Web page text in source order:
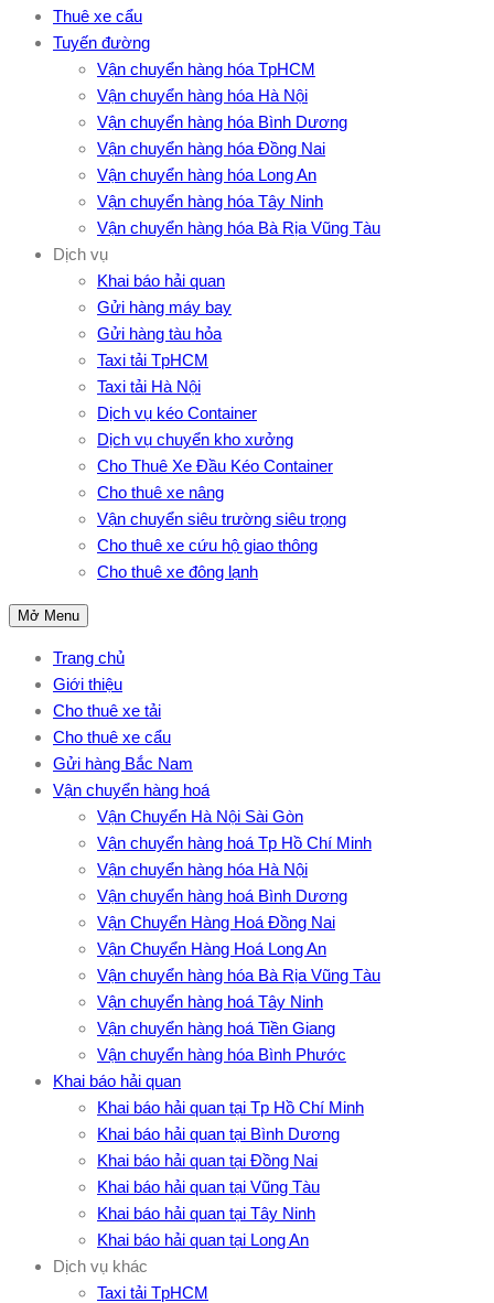
Thuê xe cẩu
Tuyến đường
Vận chuyển hàng hóa TpHCM
Vận chuyển hàng hóa Hà Nội
Vận chuyển hàng hóa Bình Dương
Vận chuyển hàng hóa Đồng Nai
Vận chuyển hàng hóa Long An
Vận chuyển hàng hóa Tây Ninh
Vận chuyển hàng hóa Bà Rịa Vũng Tàu
Dịch vụ
Khai báo hải quan
Gửi hàng máy bay
Gửi hàng tàu hỏa
Taxi tải TpHCM
Taxi tải Hà Nội
Dịch vụ kéo Container
Dịch vụ chuyển kho xưởng
Cho Thuê Xe Đầu Kéo Container
Cho thuê xe nâng
Vận chuyển siêu trường siêu trọng
Cho thuê xe cứu hộ giao thông
Cho thuê xe đông lạnh
Mở Menu
Trang chủ
Giới thiệu
Cho thuê xe tải
Cho thuê xe cẩu
Gửi hàng Bắc Nam
Vận chuyển hàng hoá
Vận Chuyển Hà Nội Sài Gòn
Vận chuyển hàng hoá Tp Hồ Chí Minh
Vận chuyển hàng hóa Hà Nội
Vận chuyển hàng hoá Bình Dương
Vận Chuyển Hàng Hoá Đồng Nai
Vận Chuyển Hàng Hoá Long An
Vận chuyển hàng hóa Bà Rịa Vũng Tàu
Vận chuyển hàng hoá Tây Ninh
Vận chuyển hàng hoá Tiền Giang
Vận chuyển hàng hóa Bình Phước
Khai báo hải quan
Khai báo hải quan tại Tp Hồ Chí Minh
Khai báo hải quan tại Bình Dương
Khai báo hải quan tại Đồng Nai
Khai báo hải quan tại Vũng Tàu
Khai báo hải quan tại Tây Ninh
Khai báo hải quan tại Long An
Dịch vụ khác
Taxi tải TpHCM